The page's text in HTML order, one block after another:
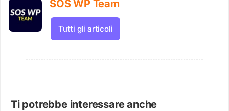
SOS WP Team
Tutti gli articoli
Ti potrebbe interessare anche